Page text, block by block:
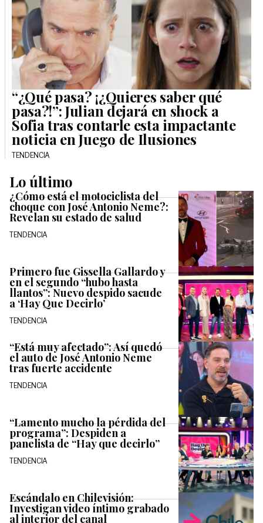
“¿Qué pasa? ¡¿Quieres saber qué
pasa?!”: Julian dejará en shock a
Sofia tras contarle esta impactante
noticia en Juego de Ilusiones
TENDENCIA
Lo último
¿Cómo está el motociclista del
choque con José Antonio Neme?:
Revelan su estado de salud
TENDENCIA
Primero fue Gissella Gallardo y
en el segundo “hubo hasta
llantos”: Nuevo despido sacude
a ‘Hay Que Decirlo’
TENDENCIA
“Está muy afectado”: Así quedó
el auto de José Antonio Neme
tras fuerte accidente
TENDENCIA
“Lamento mucho la pérdida del
programa”: Despiden a
panelista de “Hay que decirlo”
TENDENCIA
Escándalo en Chilevisión:
Investigan video íntimo grabado
al interior del canal